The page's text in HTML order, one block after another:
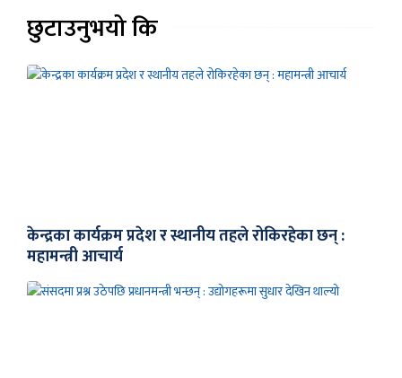
छुटाउनुभयो कि
केन्द्रका कार्यक्रम प्रदेश र स्थानीय तहले रोकिरहेका छन् :
महामन्त्री आचार्य